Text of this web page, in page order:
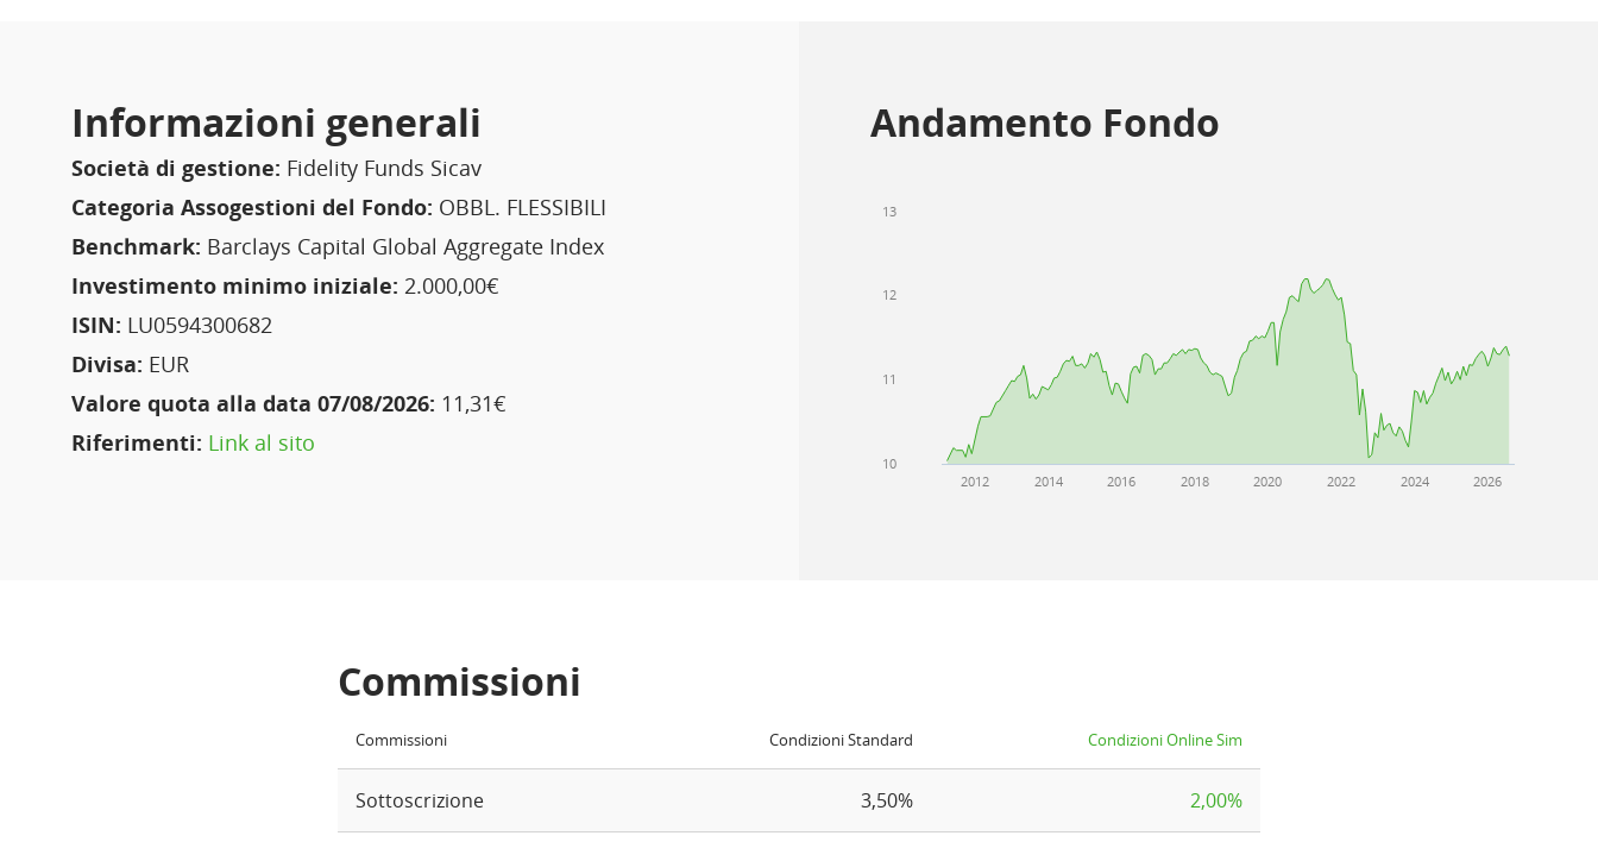
Informazioni generali
Società di gestione: Fidelity Funds Sicav
Categoria Assogestioni del Fondo: OBBL. FLESSIBILI
Benchmark: Barclays Capital Global Aggregate Index
Investimento minimo iniziale: 2.000,00€
ISIN: LU0594300682
Divisa: EUR
Valore quota alla data 07/08/2026: 11,31€
Riferimenti: Link al sito
Andamento Fondo
2012 2014 2016 2018 2020 2022 2024 2026
10
11
12
13
Commissioni
Commissioni Condizioni Standard Condizioni Online Sim
Sottoscrizione 3,50% 2,00%